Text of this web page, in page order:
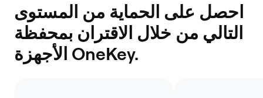
احصل على الحماية من المستوى
التالي من خلال الاقتران بمحفظة
الأجهزة OneKey.